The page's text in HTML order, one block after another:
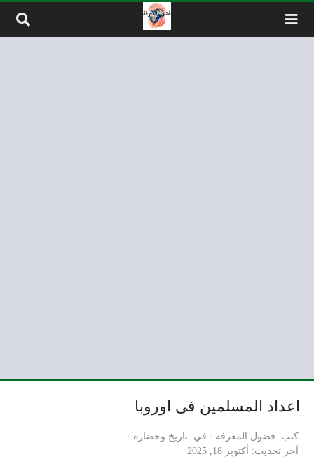
اعداد المسلمين فى اوروبا
كتب فضول المعرفة في تاريخ وحضارة
آخر تحديث
أكتوبر 18, 2025